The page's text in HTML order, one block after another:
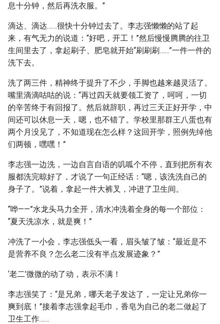
息十分钟，然后再洗衣服。”
滴达、滴达……很快十分钟过去了。李志强懒懒的站了起
来，有气无力的说道：“好吧，开工！”然后慢慢腾腾的往卫
生间里去了，拿起刷子、肥皂就开始“刷刷刷……”一件一件的
洗下去。
洗了两三件，精神终于提升了不少，手脚也越来越灵活了。
嘴里滴滴咕咕的说：“再过四天就要领工资了，呵呵，一切
的辛苦终于有回报了。然后就辞职，再过三天正好开学，中
间还可以休息一天，嗯，也不错了。学校里那群王八蛋也有
两个月没见了，不知道现在怎么样？这回开学，照例先绰他
们两顿，嘿嘿！”
李志强一边洗，一边自言自语的叽呱个不停，直到把所有衣
服都洗完晾好了，才说了一句正经话：“嗯，该洗洗自己的
身子了。”说着，拿起一件大裤叉，冲进了卫生间。
“哗——”水龙头马力全开，清水冲洗着全身的每一个部位：
“夏天洗凉水，就是爽！”
冲洗了一小会，李志强低头一看，眉头皱了皱：“最近是不
是营养不良？怎么老二没有半点发展迹象？”
‘老二’微微的动了动，表示不满！
李志强笑了：“是兄弟，哪天老子发达了，一定让兄弟你一
爽到底！”接着李志强拿起毛巾，香皂为自己的老二做起了
卫生工作……